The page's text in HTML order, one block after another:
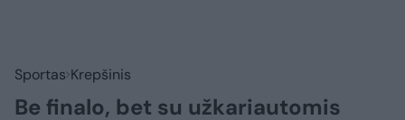
Sportas Krepšinis
Be finalo, bet su užkariautomis